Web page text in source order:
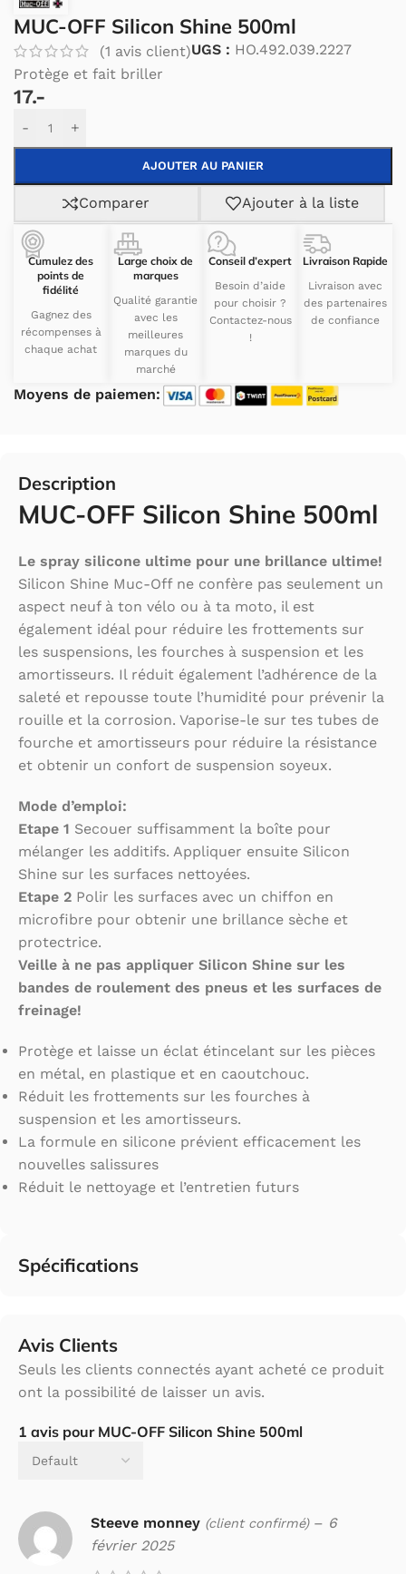
MUC-OFF Silicon Shine 500ml
(1 avis client)UGS : HO.492.039.2227
Protège et fait briller
17.-
- +
AJOUTER AU PANIER
Alternative:
Comparer Ajouter à la liste
Cumulez des
points de
fidélité
Gagnez des
récompenses à
chaque achat
Large choix de
marques
Qualité garantie
avec les
meilleures
marques du
marché
Conseil d’expert
Besoin d’aide
pour choisir ?
Contactez-nous
!
Livraison Rapide
Livraison avec
des partenaires
de confiance
Moyens de paiemen:
Description
MUC-OFF Silicon Shine 500ml
Le spray silicone ultime pour une brillance ultime!
Silicon Shine Muc-Off ne confère pas seulement un
aspect neuf à ton vélo ou à ta moto, il est
également idéal pour réduire les frottements sur
les suspensions, les fourches à suspension et les
amortisseurs. Il réduit également l’adhérence de la
saleté et repousse toute l’humidité pour prévenir la
rouille et la corrosion. Vaporise-le sur tes tubes de
fourche et amortisseurs pour réduire la résistance
et obtenir un confort de suspension soyeux.
Mode d’emploi:
Etape 1 Secouer suffisamment la boîte pour
mélanger les additifs. Appliquer ensuite Silicon
Shine sur les surfaces nettoyées.
Etape 2 Polir les surfaces avec un chiffon en
microfibre pour obtenir une brillance sèche et
protectrice.
Veille à ne pas appliquer Silicon Shine sur les
bandes de roulement des pneus et les surfaces de
freinage!
Protège et laisse un éclat étincelant sur les pièces
en métal, en plastique et en caoutchouc.
Réduit les frottements sur les fourches à
suspension et les amortisseurs.
La formule en silicone prévient efficacement les
nouvelles salissures
Réduit le nettoyage et l’entretien futurs
Spécifications
Avis Clients
1 avis pour MUC-OFF Silicon Shine 500ml
Steeve monney (client confirmé) – 6
février 2025
Seuls les clients connectés ayant acheté ce produit
ont la possibilité de laisser un avis.